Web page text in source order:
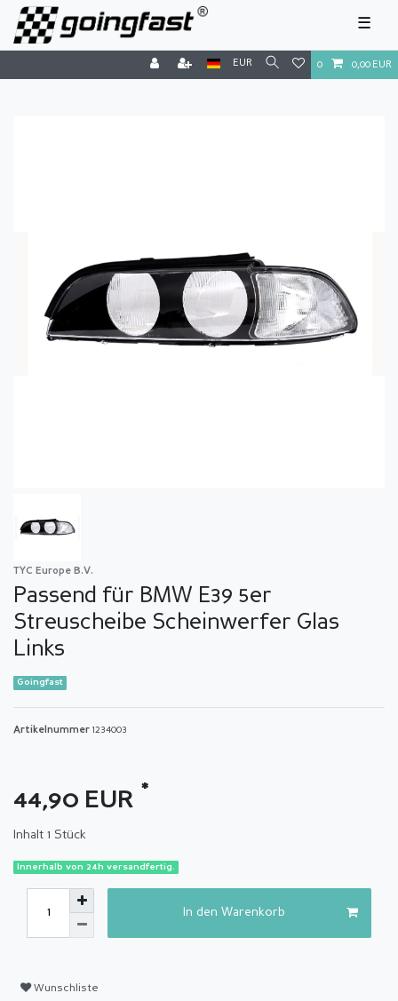
☰
EUR 0 0,00 EUR
TYC Europe B.V.
Passend für BMW E39 5er
Streuscheibe Scheinwerfer Glas
Links
Goingfast
Artikelnummer 1234003
44,90 EUR *
Inhalt 1 Stück
Innerhalb von 24h versandfertig.
In den Warenkorb
Wunschliste